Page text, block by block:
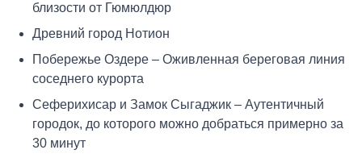
близости от Гюмюлдюр
Древний город Нотион
Побережье Оздере – Оживленная береговая линия
соседнего курорта
Сеферихисар и Замок Сыгаджик – Аутентичный
городок, до которого можно добраться примерно за
30 минут